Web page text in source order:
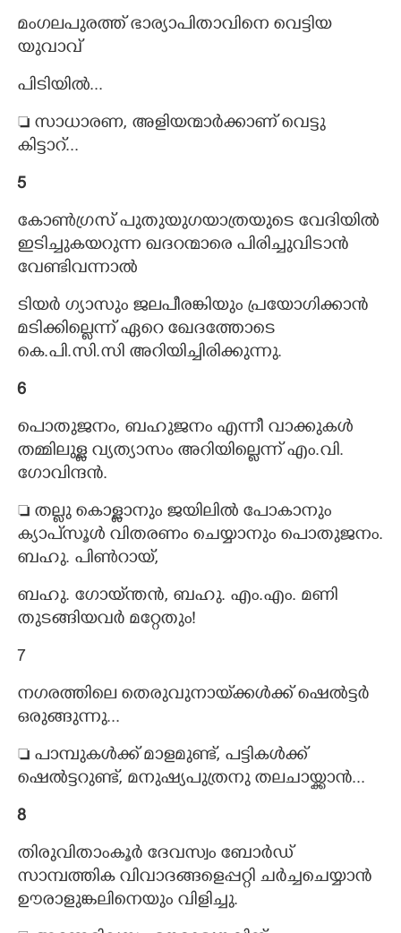
മംഗലപുരത്ത് ഭാര്യാപിതാവിനെ വെട്ടിയ
യുവാവ്
പിടിയിൽ...
 സാധാരണ, അളിയന്മാർക്കാണ് വെട്ടു
കിട്ടാറ്...
5
കോൺഗ്രസ് പുതുയുഗയാത്രയുടെ വേദിയിൽ
ഇടിച്ചുകയറുന്ന ഖദറന്മാരെ പിരിച്ചുവിടാൻ
വേണ്ടിവന്നാൽ
ടിയർ ഗ്യാസും ജലപീരങ്കിയും പ്രയോഗിക്കാൻ
മടിക്കില്ലെന്ന് ഏറെ ഖേദത്തോടെ
കെ.പി.സി.സി അറിയിച്ചിരിക്കുന്നു.
6
പൊതുജനം, ബഹുജനം എന്നീ വാക്കുകൾ
തമ്മിലുള്ള വ്യത്യാസം അറിയില്ലെന്ന് എം.വി.
ഗോവിന്ദൻ.
 തല്ലു കൊള്ളാനും ജയിലിൽ പോകാനും
ക്യാപ്‌സൂൾ വിതരണം ചെയ്യാനും പൊതുജനം.
ബഹു. പിൺറായ്,
ബഹു. ഗോയ്‌ന്തൻ,​ ബഹു. എം.എം. മണി
തുടങ്ങിയവർ മറ്റേതും!
7
നഗരത്തിലെ തെരുവുനായ്‌ക്കൾക്ക് ഷെൽട്ടർ
ഒരുങ്ങുന്നു...
 പാമ്പുകൾക്ക് മാളമുണ്ട്,​ പട്ടികൾക്ക്
ഷെൽട്ടറുണ്ട്,​ മനുഷ്യപുത്രനു തലചായ്ക്കാൻ...
8
തിരുവിതാംകൂർ ദേവസ്വം ബോർഡ്
സാമ്പത്തിക വിവാദങ്ങളെപ്പറ്റി ചർച്ചചെയ്യാൻ
ഊരാളുങ്കലിനെയും വിളിച്ചു.